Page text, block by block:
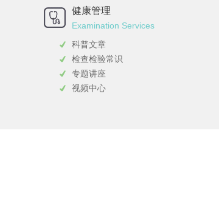
健康管理
Examination Services
科普文章
检查检验常识
专题讲座
视频中心